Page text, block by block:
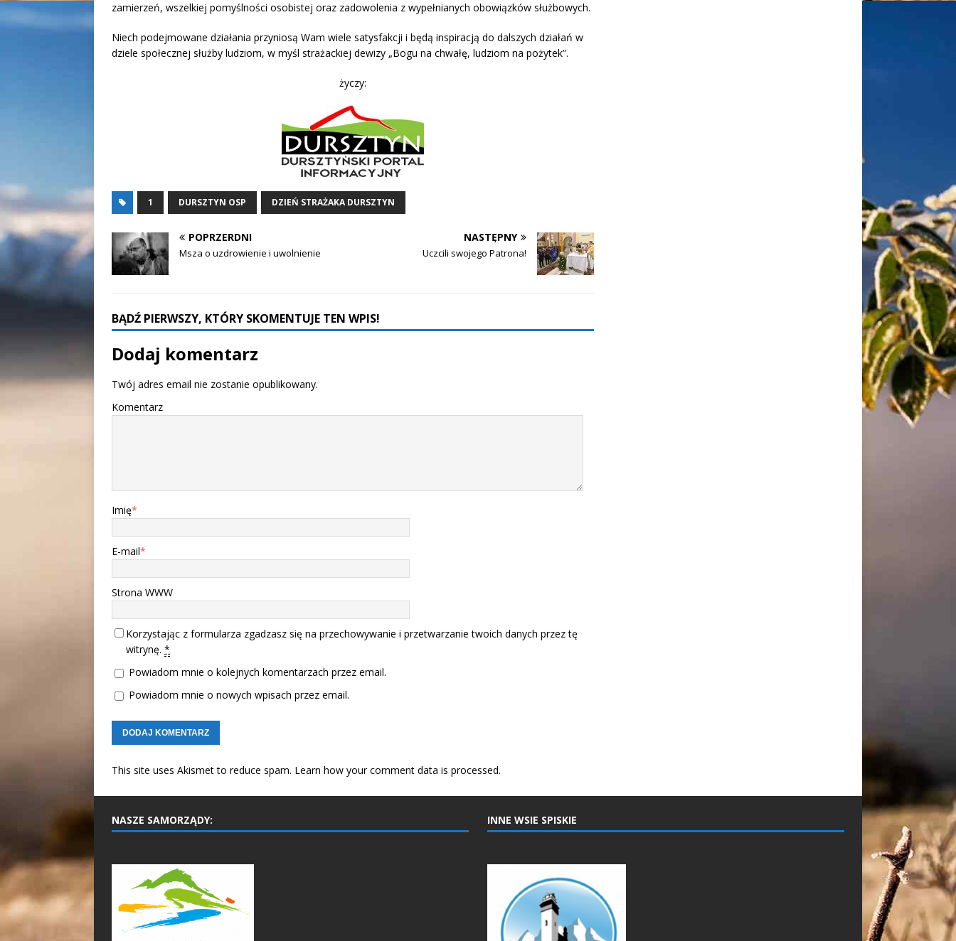
zamierzeń, wszelkiej pomyślności osobistej oraz zadowolenia z wypełnianych obowiązków służbowych.
Niech podejmowane działania przyniosą Wam wiele satysfakcji i będą inspiracją do dalszych działań w
dziele społecznej służby ludziom, w myśl strażackiej dewizy „Bogu na chwałę, ludziom na pożytek”.
życzy:
1 DURSZTYN OSP DZIEŃ STRAŻAKA DURSZTYN
POPRZERDNI
Msza o uzdrowienie i uwolnienie
NASTĘPNY
Uczcili swojego Patrona!
BĄDŹ PIERWSZY, KTÓRY SKOMENTUJE TEN WPIS!
Dodaj komentarz
Twój adres email nie zostanie opublikowany.
Komentarz
Imię*
E-mail*
Strona WWW
Korzystając z formularza zgadzasz się na przechowywanie i przetwarzanie twoich danych przez tę
witrynę. *
Powiadom mnie o kolejnych komentarzach przez email.
Powiadom mnie o nowych wpisach przez email.
This site uses Akismet to reduce spam. Learn how your comment data is processed.
NASZE SAMORZĄDY: INNE WSIE SPISKIE